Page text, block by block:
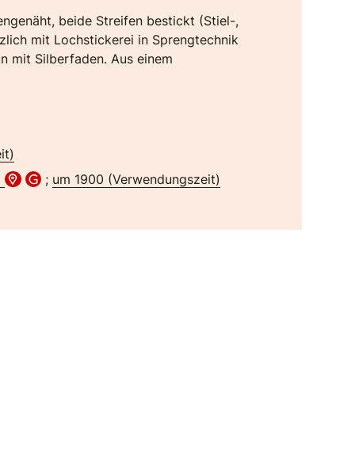
beide Streifen bestickt (Stiel-,
mit Lochstickerei in Sprengtechnik
mit Silberfaden. Aus einem
; um 1900 (Verwendungszeit)